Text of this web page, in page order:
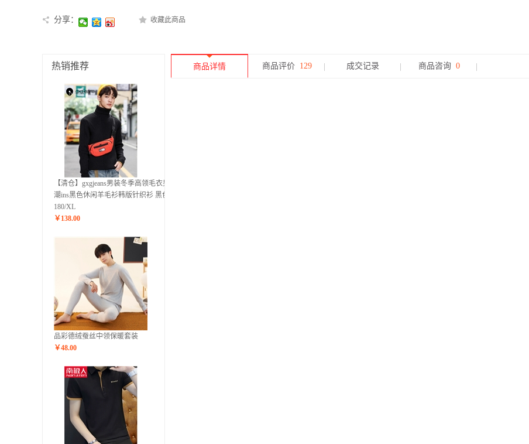
分享： 收藏此商品
热销推荐
【清仓】gxgjeans男装冬季高领毛衣男
潮ins黑色休闲羊毛衫韩版针织衫 黑色
180/XL
￥ 138.00
品彩德绒蚕丝中领保暖套装
￥48.00
商品详情 商品评价 129 成交记录 商品咨询 0